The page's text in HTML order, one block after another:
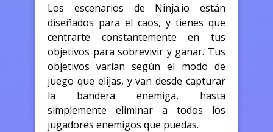
Los escenarios de Ninja.io están
diseñados para el caos, y tienes que
centrarte constantemente en tus
objetivos para sobrevivir y ganar. Tus
objetivos varían según el modo de
juego que elijas, y van desde capturar
la bandera enemiga, hasta
simplemente eliminar a todos los
jugadores enemigos que puedas.